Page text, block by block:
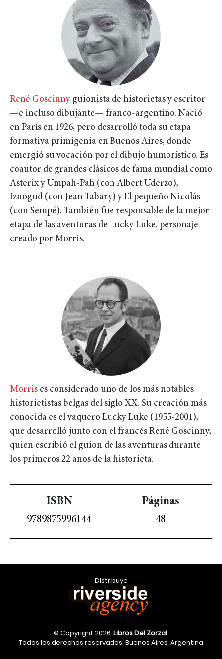
René Goscinny guionista de historietas y escritor
—e incluso dibujante— franco-argentino. Nació
en París en 1926, pero desarrolló toda su etapa
formativa primigenia en Buenos Aires, donde
emergió su vocación por el dibujo humorístico. Es
coautor de grandes clásicos de fama mundial como
Asterix y Umpah-Pah (con Albert Uderzo),
Iznogud (con Jean Tabary) y El pequeño Nicolás
(con Sempé). También fue responsable de la mejor
etapa de las aventuras de Lucky Luke, personaje
creado por Morris.
Morris es considerado uno de los más notables
historietistas belgas del siglo XX. Su creación más
conocida es el vaquero Lucky Luke (1955-2001),
que desarrolló junto con el francés René Goscinny,
quien escribió el guion de las aventuras durante
los primeros 22 años de la historieta.
ISBN
9789875996144
Páginas
48
Distribuye
© Copyright 2026, Libros Del Zorzal.
Todos los derechos reservados. Buenos Aires, Argentina